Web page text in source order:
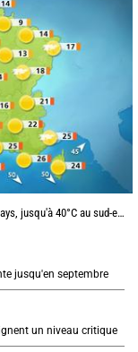
jusqu'à 40°C au sud-est
jusqu'en septembre
un niveau critique